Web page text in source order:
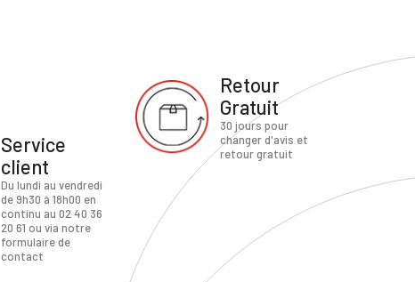
Service
client
Du lundi au vendredi
de 9h30 à 18h00 en
continu au 02 40 36
20 61 ou via notre
formulaire de
contact
Retour
Gratuit
30 jours pour
changer d'avis et
retour gratuit